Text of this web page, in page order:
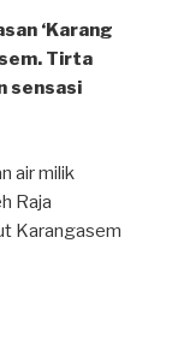
‘Karang
Tirta
sensasi
air milik
Raja
Karangasem